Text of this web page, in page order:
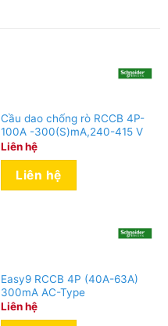
Cầu dao chống rò RCCB 4P-
100A -300(S)mA,240-415 V
Liên hệ
Liên hệ
Easy9 RCCB 4P (40A-63A)
300mA AC-Type
Liên hệ